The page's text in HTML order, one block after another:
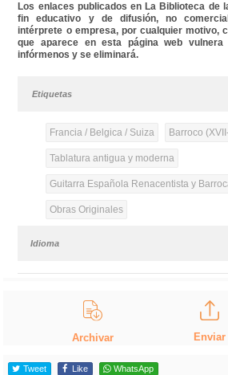
Los enlaces publicados en La Biblioteca de
fin educativo y de difusión, no
intérprete o empresa, por cualquier motivo,
que aparece en esta página web
infórmenos y se eliminará.
Etiquetas
Francia / Belgica / Suiza Barroco
Tablatura antigua y moderna
Guitarra Española Renacentista y
Obras Originales
Idioma
Archivar Enviar
Tweet Like WhatsApp